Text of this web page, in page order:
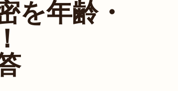
を年齢・